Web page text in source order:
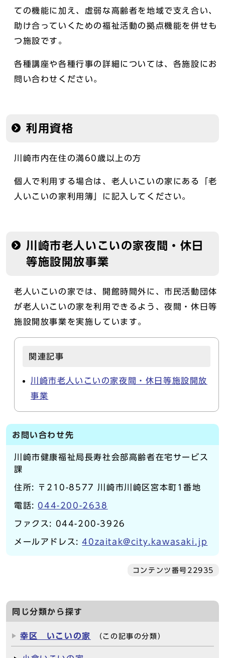
ての機能に加え、虚弱な高齢者を地域で支え合い、
助け合っていくための福祉活動の拠点機能を併せも
つ施設です。
各種講座や各種行事の詳細については、各施設にお
問い合わせください。
利用資格
川崎市内在住の満60歳以上の方
個人で利用する場合は、老人いこいの家にある「老
人いこいの家利用簿」に記入してください。
川崎市老人いこいの家夜間・休日
等施設開放事業
老人いこいの家では、開館時間外に、市民活動団体
が老人いこいの家を利用できるよう、夜間・休日等
施設開放事業を実施しています。
関連記事
川崎市老人いこいの家夜間・休日等施設開放
事業
お問い合わせ先
川崎市健康福祉局長寿社会部高齢者在宅サービス
課
住所: 〒210-8577 川崎市川崎区宮本町1番地
電話: 044-200-2638
ファクス: 044-200-3926
メールアドレス:40zaitak@city.kawasaki.jp
コンテンツ番号22935
同じ分類から探す
幸区 いこいの家 （この記事の分類）